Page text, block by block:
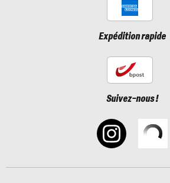
Expédition rapide
Suivez-nous !